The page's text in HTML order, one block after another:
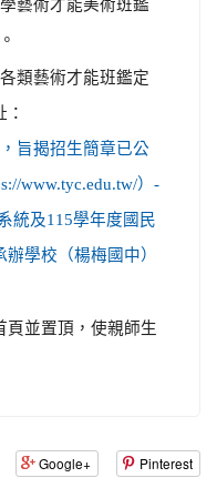
藝術才能美術班鑑
類藝術才能班鑑定
旨揭招生簡章已公
www.tyc.edu.tw/）-
統及115學年度國民
學校（楊梅國中）
頁並置頂，使親師生
Google+ Pinterest